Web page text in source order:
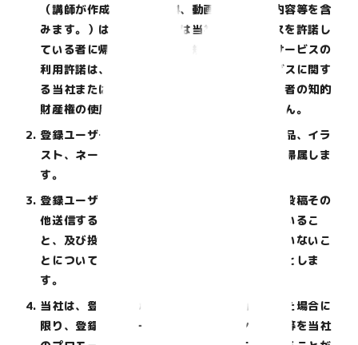
（講師が作成した講義資料、動画教材、添削内容等を含
みます。）は全て当社または当社にライセンスを許諾し
ている者に帰属しており、本規約に基づく本サービスの
利用許諾は、当社ウェブサイトまたは本サービスに関す
る当社または当社にライセンスを許諾している者の知的
財産権の使用許諾を意味するものではありません。
登録ユーザーが作成した投稿データ（マンガ作品、イラ
スト、ネーム等）の著作権は、登録ユーザーに帰属しま
す。
登録ユーザーは、投稿データについて、自らが投稿その
他送信することについての適法な権利を有しているこ
と、及び投稿データが第三者の権利を侵害していないこ
とについて、当社に対し表明し、保証するものとしま
す。
当社は、登録ユーザーの事前の個別の同意を得た場合に
限り、登録ユーザーの作品、氏名、ペンネーム等を当社